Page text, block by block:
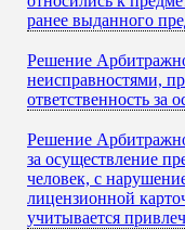
ранее выданного
Решение
неисправностями,
ответственность
Решение
за осуществление
человек, с
лицензионной
учитывается